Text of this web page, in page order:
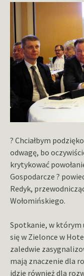
? Chciałbym
odwagę, bo
krytykować
Gospodarcze ?
Redyk,
Wołomińskiego.
Spotkanie, w którym
się w Zielonce w
zaledwie
mają znaczenie dla
idzie również dla